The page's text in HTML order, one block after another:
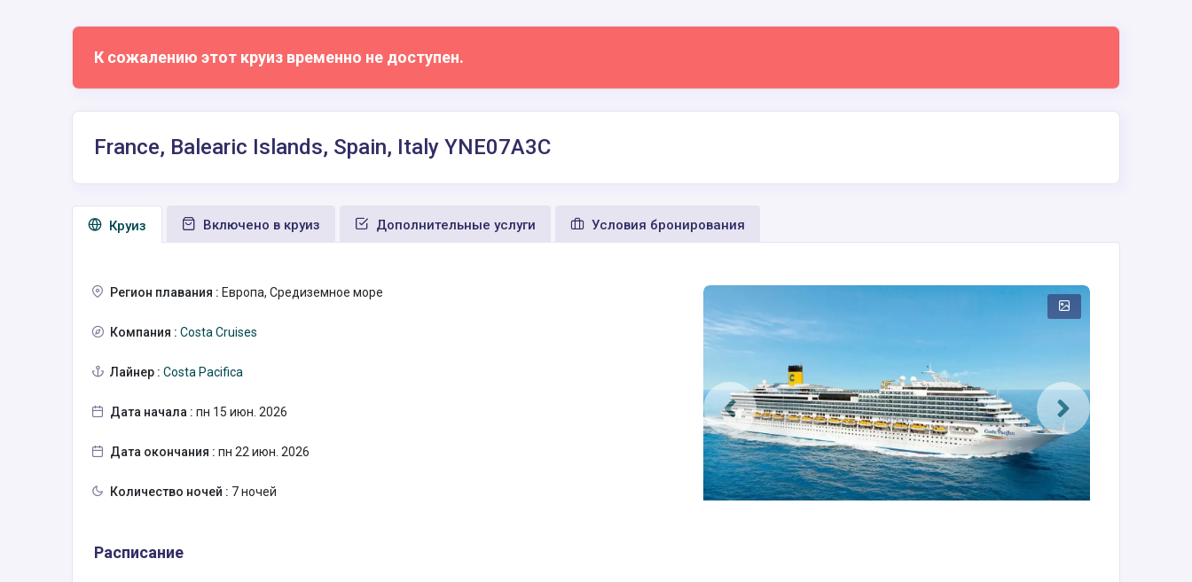
К сожалению этот круиз временно не доступен.
France, Balearic Islands, Spain, Italy YNE07A3C
Круиз Включено в круиз Дополнительные услуги Условия бронирования
Регион плавания : Европа, Средиземное море
Компания : Costa Cruises
Лайнер : Costa Pacifica
Дата начала : пн 15 июн. 2026
Дата окончания : пн 22 июн. 2026
Количество ночей : 7 ночей
Расписание